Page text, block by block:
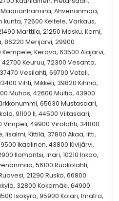
Ahvenanmaa,
kunta, 72600 Keitele, Varkaus,
Marttila, 21250 Masku, Kemi,
86220 Merijärvi, 29900
Kerava, 63500 Alajärvi,
Keuruu, 72300 Vesanto,
Vesilahti, 69700 Veteli,
Vihti, Mikkeli, 39820 Kihniö,
Muhos, 42600 Multia, 43900
65630 Mustasaari,
91100 II, 44500 Viitasaari,
Vimpeli, 49900 Virolahti, 34800
Iisalmi, Kittilä, 37800 Akaa, Iitti,
Ikaalinen, 43800 Kivijärvi,
Ilomantsi, Inari, 10210 Inkoo,
56100 Ruokolahti,
21290 Rusko, 66800
32800 Kokemäki, 64900
Isokyrö, 95900 Kolari, Imatra,